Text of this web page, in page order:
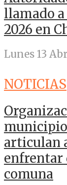
llamado
2026 en
Lunes 13
NOTICIAS
municipio
articulan
enfrentar
comuna